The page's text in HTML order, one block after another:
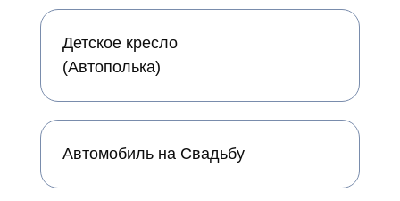
Детское кресло
(Автополька)
Автомобиль на Свадьбу